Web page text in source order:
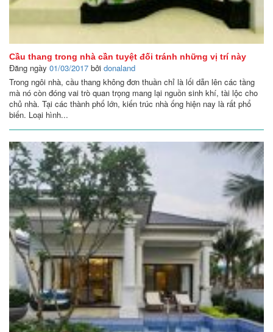
Cầu thang trong nhà cần tuyệt đối tránh những vị trí này
Đăng ngày 01/03/2017 bởi donaland
Trong ngôi nhà, cầu thang không đơn thuần chỉ là lối dẫn lên các tầng
mà nó còn đóng vai trò quan trọng mang lại nguồn sinh khí, tài lộc cho
chủ nhà. Tại các thành phố lớn, kiến trúc nhà ống hiện nay là rất phổ
biến. Loại hình...